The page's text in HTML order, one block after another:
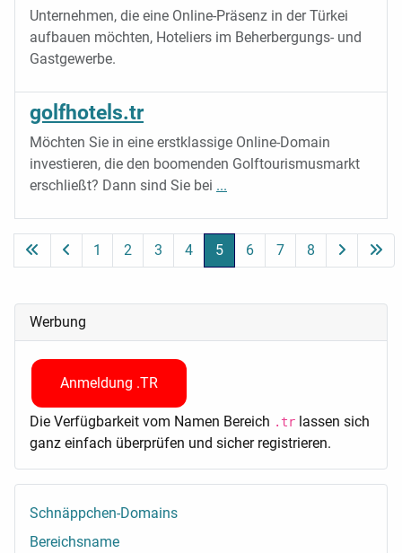
Unternehmen, die eine Online-Präsenz in der Türkei
aufbauen möchten, Hoteliers im Beherbergungs- und
Gastgewerbe.
golfhotels.tr
Möchten Sie in eine erstklassige Online-Domain
investieren, die den boomenden Golftourismusmarkt
erschließt? Dann sind Sie bei ...
Seite 5 von 8
1 2 3 4 5 6 7 8
Werbung
Anmeldung .TR
Die Verfügbarkeit vom Namen Bereich .tr lassen sich
ganz einfach überprüfen und sicher registrieren.
Schnäppchen-Domains
Bereichsname